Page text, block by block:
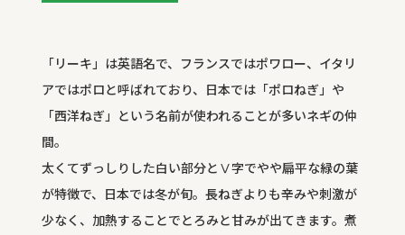
「リーキ」は英語名で、フランスではポワロー、イタリ
アではポロと呼ばれており、日本では「ポロねぎ」や
「西洋ねぎ」という名前が使われることが多いネギの仲
間。
太くてずっしりした白い部分とⅤ字でやや扁平な緑の葉
が特徴で、日本では冬が旬。長ねぎよりも辛みや刺激が
少なく、加熱することでとろみと甘みが出てきます。煮